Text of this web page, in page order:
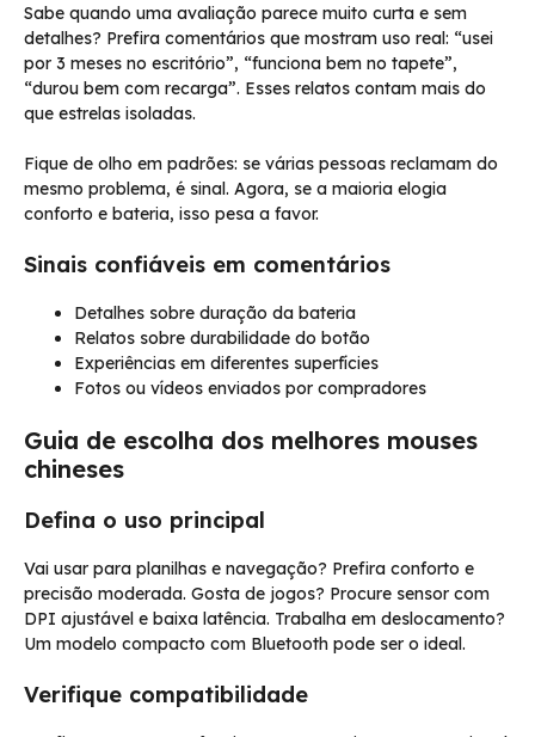
Sabe quando uma avaliação parece muito curta e sem
detalhes? Prefira comentários que mostram uso real: “usei
por 3 meses no escritório”, “funciona bem no tapete”,
“durou bem com recarga”. Esses relatos contam mais do
que estrelas isoladas.
Fique de olho em padrões: se várias pessoas reclamam do
mesmo problema, é sinal. Agora, se a maioria elogia
conforto e bateria, isso pesa a favor.
Sinais confiáveis em comentários
Detalhes sobre duração da bateria
Relatos sobre durabilidade do botão
Experiências em diferentes superfícies
Fotos ou vídeos enviados por compradores
Guia de escolha dos melhores mouses
chineses
Defina o uso principal
Vai usar para planilhas e navegação? Prefira conforto e
precisão moderada. Gosta de jogos? Procure sensor com
DPI ajustável e baixa latência. Trabalha em deslocamento?
Um modelo compacto com Bluetooth pode ser o ideal.
Verifique compatibilidade